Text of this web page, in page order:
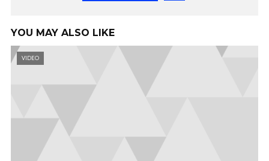
YOU MAY ALSO LIKE
VIDEO